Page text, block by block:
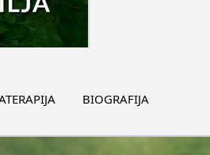
BIOGRAFIJA